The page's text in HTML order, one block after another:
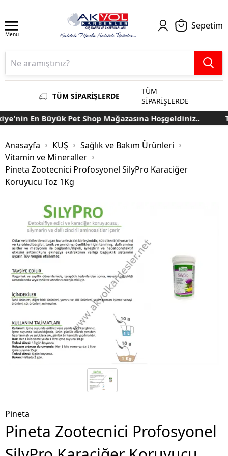
Menu
Sepetim
TÜM SİPARİŞLERDE
TÜM
SİPARİŞLERDE
En Büyük Pet Shop Mağazasına Hoşgeldiniz..
Anasayfa KUŞ
Sağlık ve Bakım Ürünleri
Vitamin ve Mineraller
Pineta Zootecnici Profosyonel SilyPro Karaciğer
Koruyucu Toz 1Kg
Pineta
Pineta Zootecnici Profosyonel